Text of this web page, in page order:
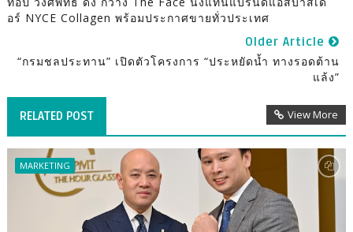
อร์ NYCE Collagen พร้อมประกาศขายทั่วประเทศ
Older Article
“กรมชลประทาน” เปิดตัวโครงการ “ประหยัดน้ำ ทางรอดต้าน
แล้ง”
RELATED POST View More
MARKETING